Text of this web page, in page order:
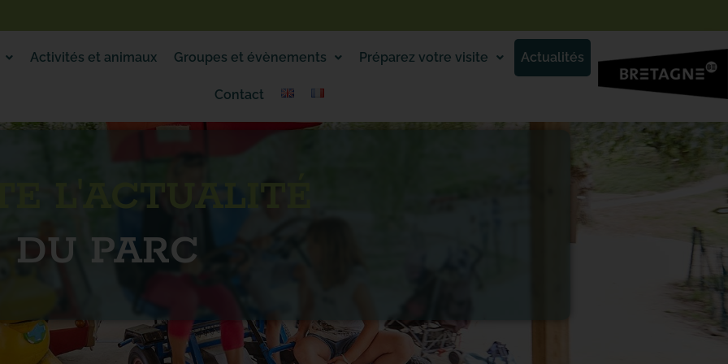
Activités et animaux Groupes et évènements Préparez votre visite Actualités
Contact
L'ACTUALITÉ
DU PARC